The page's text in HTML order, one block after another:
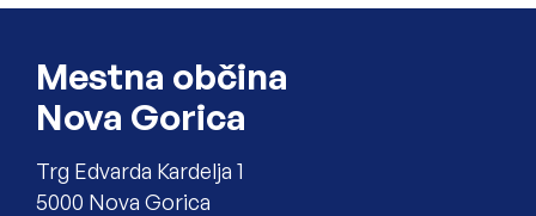
Mestna občina
Nova Gorica
Trg Edvarda Kardelja 1
5000 Nova Gorica